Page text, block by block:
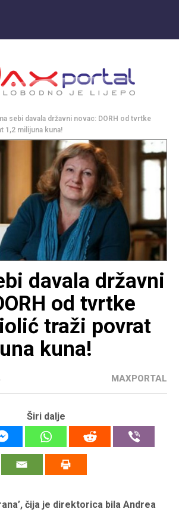
sebi davala državni novac: DORH od tvrtke
1,2 milijuna kuna!
davala državni
od tvrtke
traži povrat
kuna!
MAXPORTAL
Širi dalje
čija je direktorica bila Andrea